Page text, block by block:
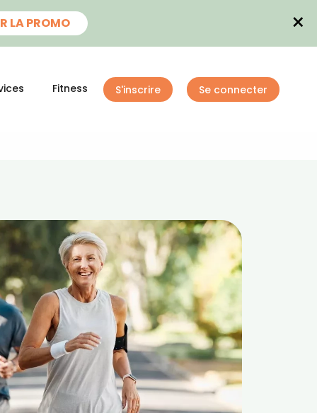
LA PROMO ×
Fitness S'inscrire Se connecter